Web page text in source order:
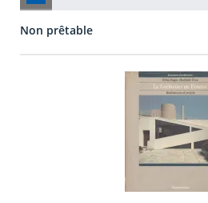
Non prêtable